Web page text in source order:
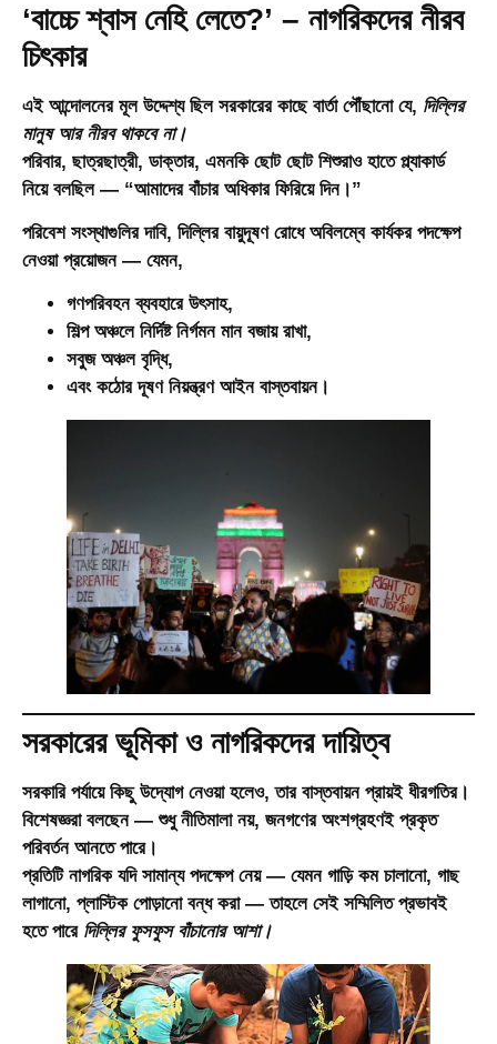
‘বাচ্চে শ্বাস নেহি লেতে?’ – নাগরিকদের নীরব
চিৎকার
এই আন্দোলনের মূল উদ্দেশ্য ছিল সরকারের কাছে বার্তা পৌঁছানো যে, দিল্লির
মানুষ আর নীরব থাকবে না।
পরিবার, ছাত্রছাত্রী, ডাক্তার, এমনকি ছোট ছোট শিশুরাও হাতে প্ল্যাকার্ড
নিয়ে বলছিল — “আমাদের বাঁচার অধিকার ফিরিয়ে দিন।”
পরিবেশ সংস্থাগুলির দাবি, দিল্লির বায়ুদূষণ রোধে অবিলম্বে কার্যকর পদক্ষেপ
নেওয়া প্রয়োজন — যেমন,
গণপরিবহন ব্যবহারে উৎসাহ,
শিল্প অঞ্চলে নির্দিষ্ট নির্গমন মান বজায় রাখা,
সবুজ অঞ্চল বৃদ্ধি,
এবং কঠোর দূষণ নিয়ন্ত্রণ আইন বাস্তবায়ন।
সরকারের ভূমিকা ও নাগরিকদের দায়িত্ব
সরকারি পর্যায়ে কিছু উদ্যোগ নেওয়া হলেও, তার বাস্তবায়ন প্রায়ই ধীরগতির।
বিশেষজ্ঞরা বলছেন — শুধু নীতিমালা নয়, জনগণের অংশগ্রহণই প্রকৃত
পরিবর্তন আনতে পারে।
প্রতিটি নাগরিক যদি সামান্য পদক্ষেপ নেয় — যেমন গাড়ি কম চালানো, গাছ
লাগানো, প্লাস্টিক পোড়ানো বন্ধ করা — তাহলে সেই সম্মিলিত প্রভাবই
হতে পারে দিল্লির ফুসফুস বাঁচানোর আশা।